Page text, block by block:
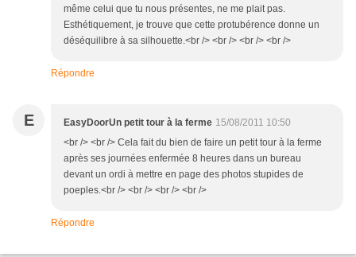
même celui que tu nous présentes, ne me plait pas.
Esthétiquement, je trouve que cette protubérence donne un
déséquilibre à sa silhouette.<br /> <br /> <br /> <br />
Répondre
E EasyDoorUn petit tour à la ferme 15/08/2011 10:50
<br /> <br /> Cela fait du bien de faire un petit tour à la ferme
après ses journées enfermée 8 heures dans un bureau
devant un ordi à mettre en page des photos stupides de
poeples.<br /> <br /> <br /> <br />
Répondre